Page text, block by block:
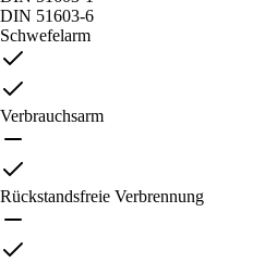
DIN 51603-6
Schwefelarm
Verbrauchsarm
Rückstandsfreie Verbrennung